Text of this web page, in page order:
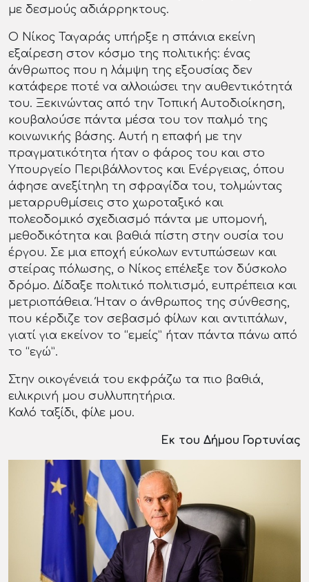
με δεσμούς αδιάρρηκτους.
Ο Νίκος Ταγαράς υπήρξε η σπάνια εκείνη
εξαίρεση στον κόσμο της πολιτικής: ένας
άνθρωπος που η λάμψη της εξουσίας δεν
κατάφερε ποτέ να αλλοιώσει την αυθεντικότητά
του. Ξεκινώντας από την Τοπική Αυτοδιοίκηση,
κουβαλούσε πάντα μέσα του τον παλμό της
κοινωνικής βάσης. Αυτή η επαφή με την
πραγματικότητα ήταν ο φάρος του και στο
Υπουργείο Περιβάλλοντος και Ενέργειας, όπου
άφησε ανεξίτηλη τη σφραγίδα του, τολμώντας
μεταρρυθμίσεις στο χωροταξικό και
πολεοδομικό σχεδιασμό πάντα με υπομονή,
μεθοδικότητα και βαθιά πίστη στην ουσία του
έργου. Σε μια εποχή εύκολων εντυπώσεων και
στείρας πόλωσης, ο Νίκος επέλεξε τον δύσκολο
δρόμο. Δίδαξε πολιτικό πολιτισμό, ευπρέπεια και
μετριοπάθεια. Ήταν ο άνθρωπος της σύνθεσης,
που κέρδιζε τον σεβασμό φίλων και αντιπάλων,
γιατί για εκείνον το “εμείς” ήταν πάντα πάνω από
το “εγώ”.
Στην οικογένειά του εκφράζω τα πιο βαθιά,
ειλικρινή μου συλλυπητήρια.
Καλό ταξίδι, φίλε μου.
Εκ του Δήμου Γορτυνίας